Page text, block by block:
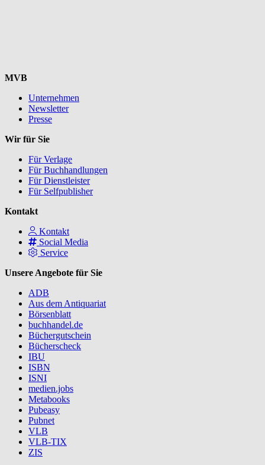
MVB
Unternehmen
Newsletter
Presse
Wir für Sie
Für Verlage
Für Buchhandlungen
Für Dienstleister
Für Selfpublisher
Kontakt
Kontakt
Social Media
Service
Unsere Angebote für Sie
ADB
Aus dem Antiquariat
Börsenblatt
buchhandel.de
Büchergutschein
Bücherscheck
IBU
ISBN
ISNI
medien.jobs
Metabooks
Pubeasy
Pubnet
VLB
VLB-TIX
ZIS